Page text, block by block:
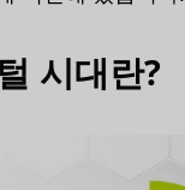
시대란?